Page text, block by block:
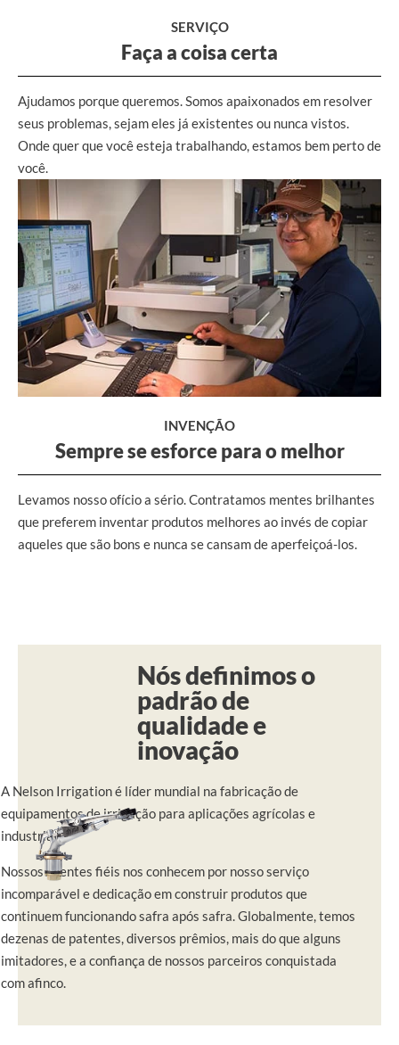
SERVIÇO
Faça a coisa certa
Ajudamos porque queremos. Somos apaixonados em resolver
seus problemas, sejam eles já existentes ou nunca vistos.
Onde quer que você esteja trabalhando, estamos bem perto de
você.
INVENÇÃO
Sempre se esforce para o melhor
Levamos nosso ofício a sério. Contratamos mentes brilhantes
que preferem inventar produtos melhores ao invés de copiar
aqueles que são bons e nunca se cansam de aperfeiçoá-los.
Nós definimos o
padrão de
qualidade e
inovação
A Nelson Irrigation é líder mundial na fabricação de
equipamentos de irrigação para aplicações agrícolas e
industriais.
Nossos clientes fiéis nos conhecem por nosso serviço
incomparável e dedicação em construir produtos que
continuem funcionando safra após safra. Globalmente, temos
dezenas de patentes, diversos prêmios, mais do que alguns
imitadores, e a confiança de nossos parceiros conquistada
com afinco.